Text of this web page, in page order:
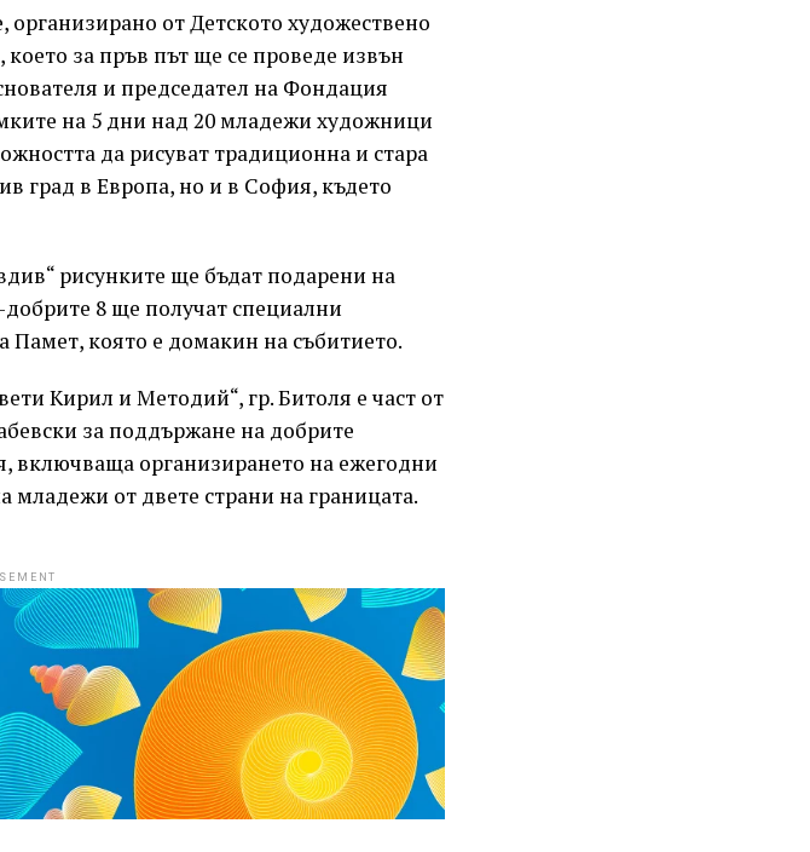
от Детското художествено
за пръв път ще се проведе извън
и председател на Фондация
на 5 дни над 20 младежи художници
да рисуват традиционна и стара
град в Европа, но и в София, където
рисунките ще бъдат подарени на
8 ще получат специални
Памет, която е домакин на събитието.
Кирил и Методий“, гр. Битоля е част от
за поддържане на добрите
организирането на ежегодни
младежи от двете страни на границата.